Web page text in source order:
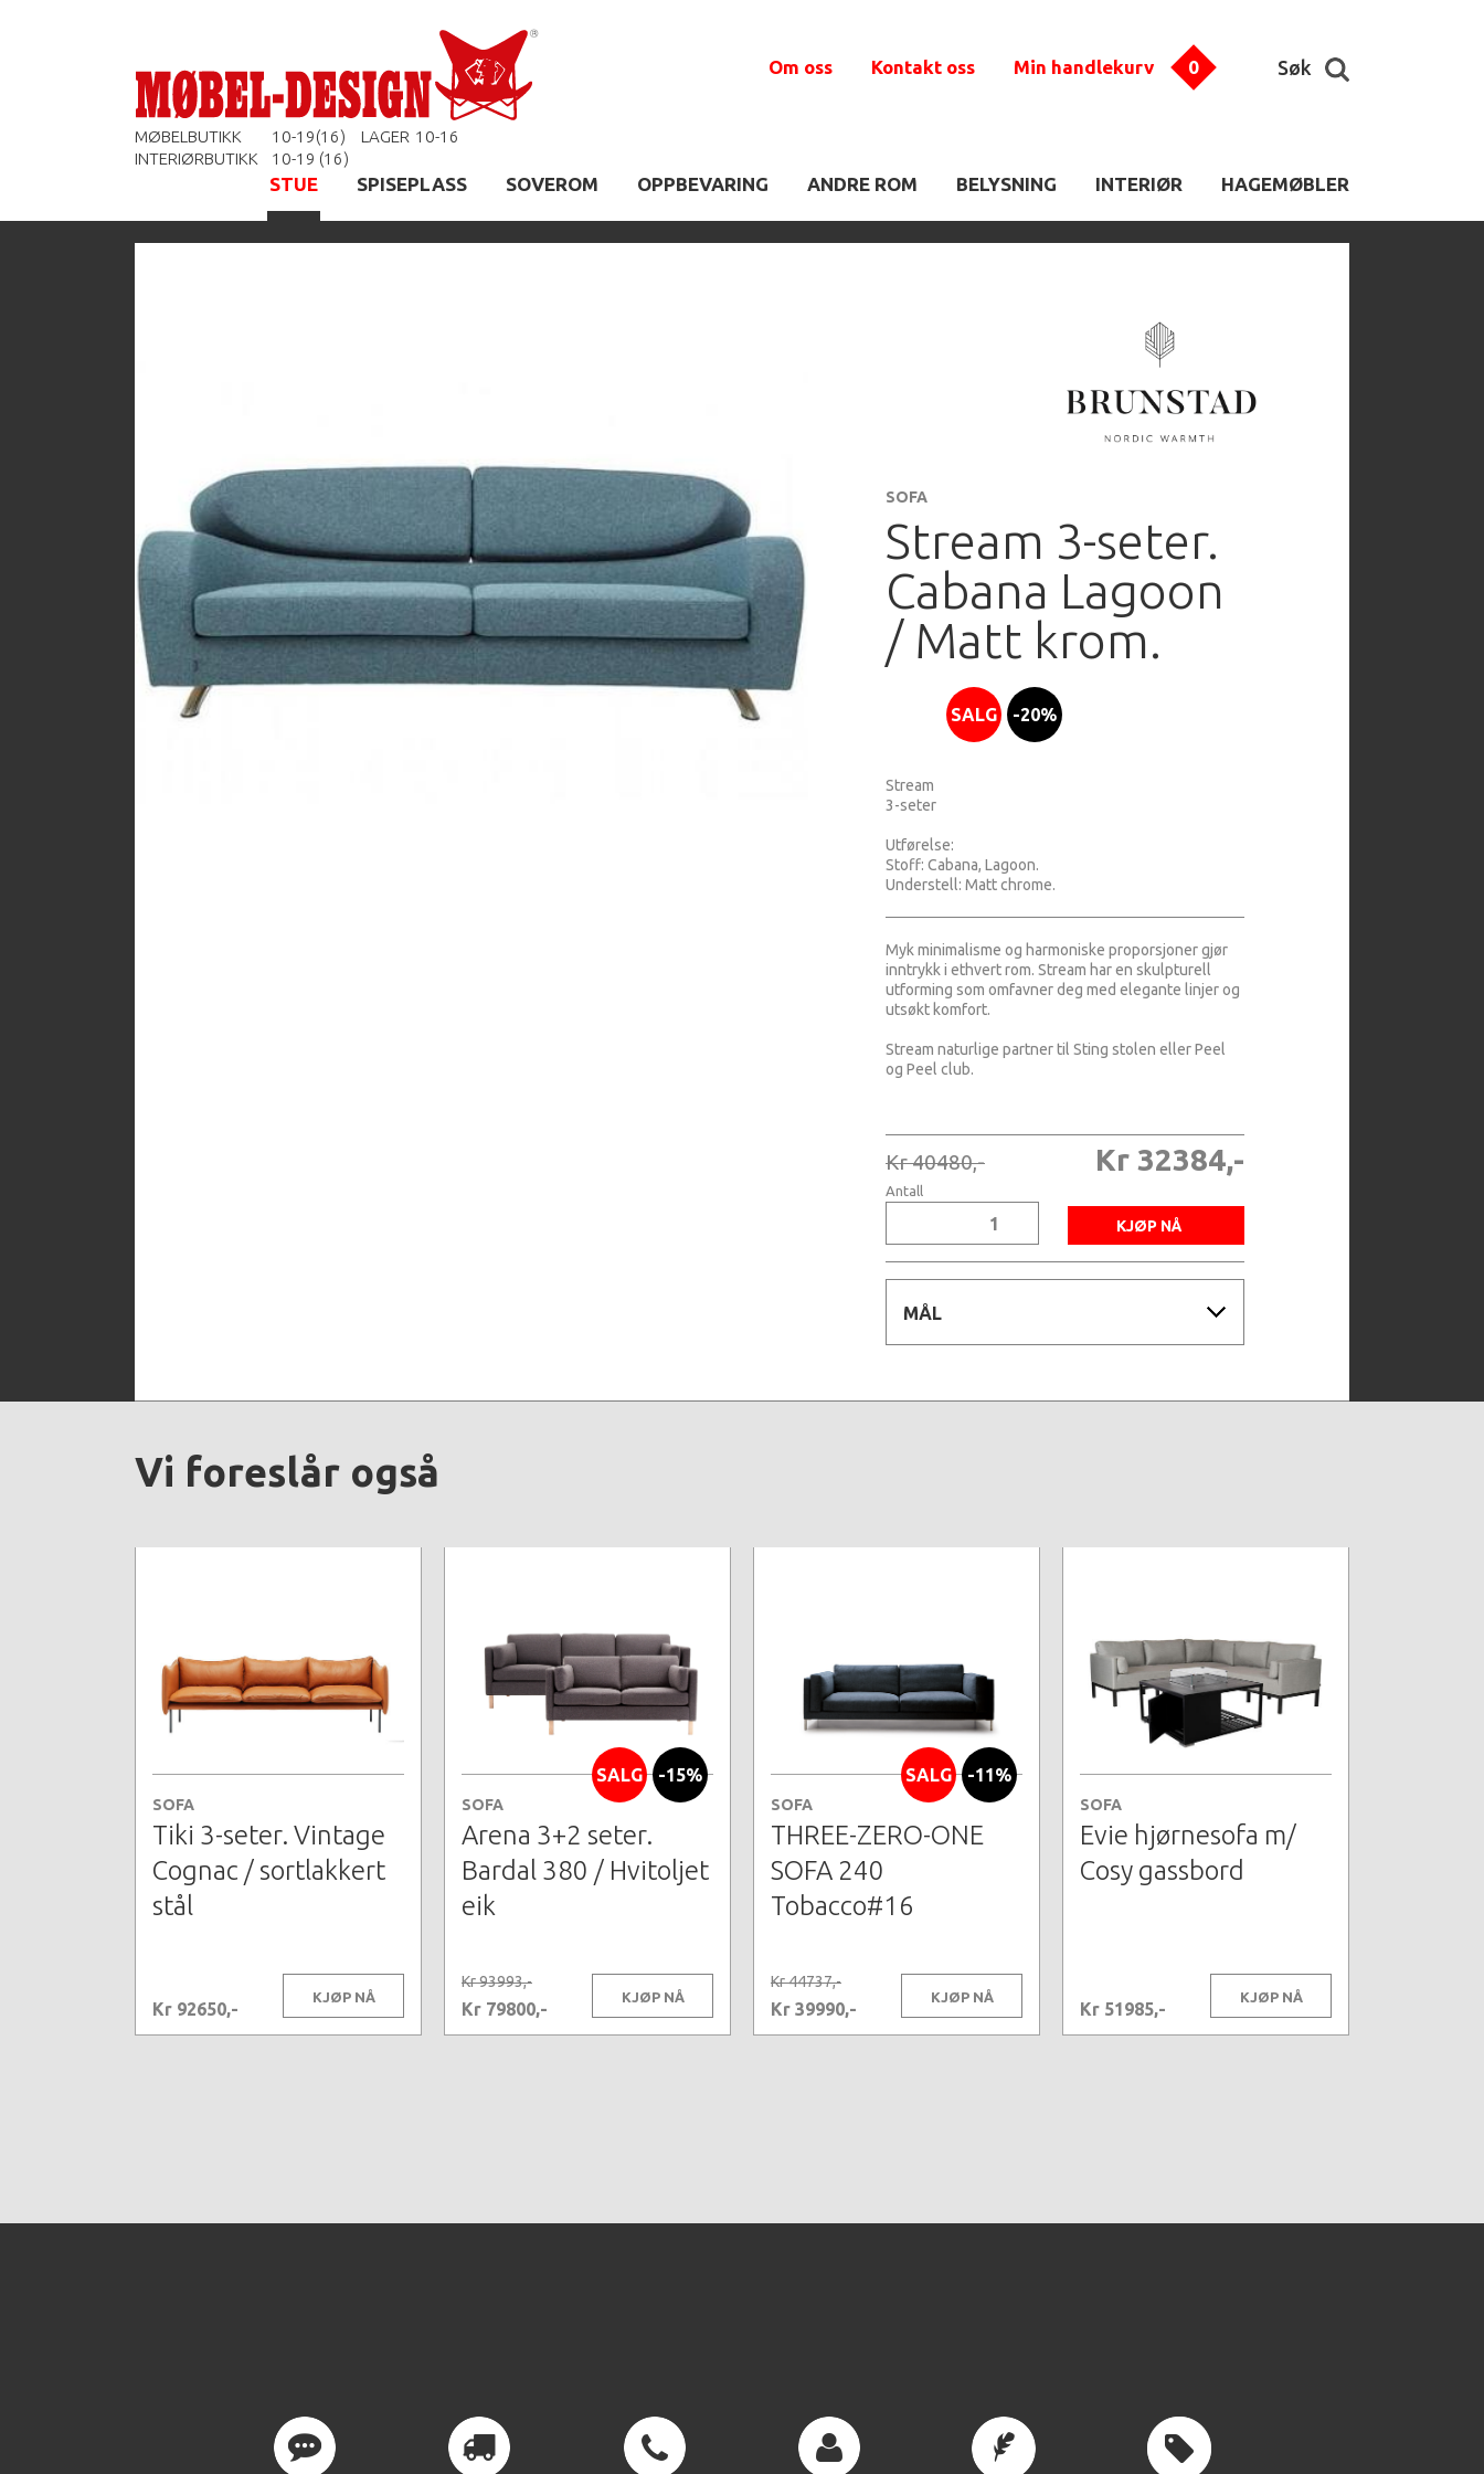
MØBELBUTIKK 10-19(16) LAGER 10-16
INTERIØRBUTIKK
10-19 (16)
Om oss Kontakt oss Min handlekurv 0 Søk
STUE SPISEPLASS SOVEROM OPPBEVARING ANDRE ROM BELYSNING INTERIØR HAGEMØBLER
SOFA
Stream 3-seter.
Cabana Lagoon
/ Matt krom.
SALG -20%
Stream
3-seter
Utførelse:
Stoff: Cabana, Lagoon.
Understell: Matt chrome.
Myk minimalisme og harmoniske proporsjoner gjør
inntrykk i ethvert rom. Stream har en skulpturell
utforming som omfavner deg med elegante linjer og
utsøkt komfort.
Stream naturlige partner til Sting stolen eller Peel
og Peel club.
Kr 40480,- Kr 32384,-
Antall
MÅL
Vi foreslår også
SOFA
Tiki 3-seter. Vintage
Cognac / sortlakkert
stål
Kr 92650,-
KJØP NÅ
SALG -15%
SOFA
Arena 3+2 seter.
Bardal 380 / Hvitoljet
eik
Kr 93993,-
Kr 79800,-
KJØP NÅ
SALG -11%
SOFA
THREE-ZERO-ONE
SOFA 240
Tobacco#16
Kr 44737,-
Kr 39990,-
KJØP NÅ
SOFA
Evie hjørnesofa m/
Cosy gassbord
Kr 51985,-
KJØP NÅ